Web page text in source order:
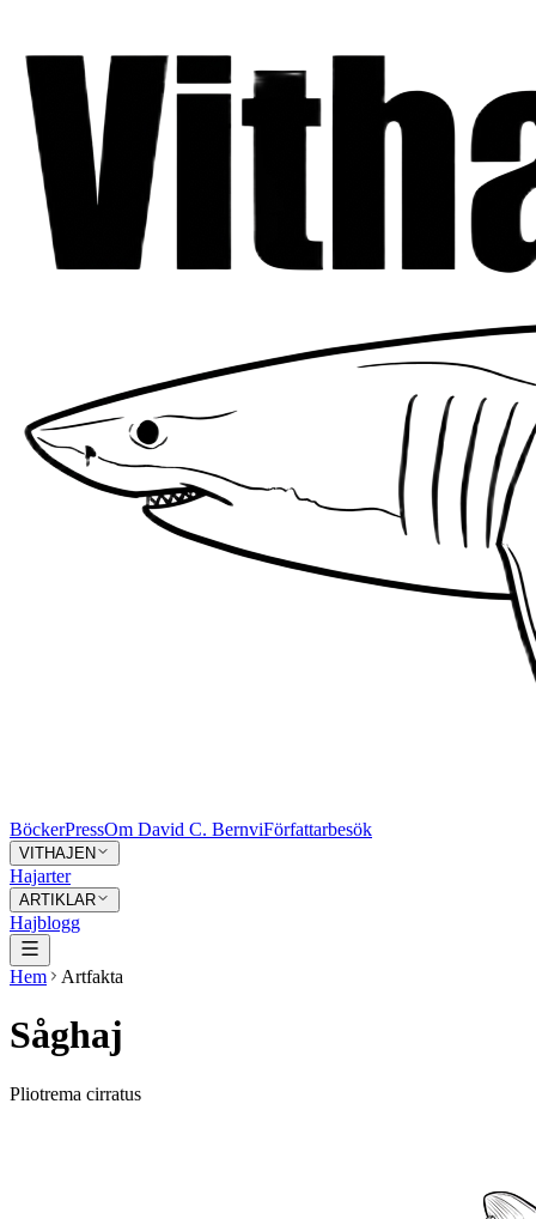
BöckerPressOm David C. BernviFörfattarbesök
VITHAJEN
Hajarter
ARTIKLAR
Hajblogg
Hem Artfakta
Såghaj
Pliotrema cirratus